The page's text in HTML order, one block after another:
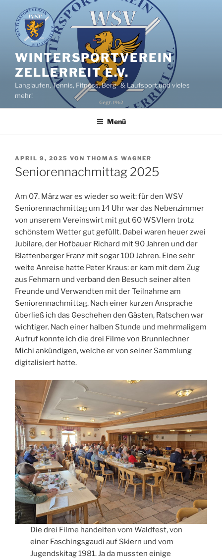
Inhalt
springen
WINTERSPORTVEREIN
ZELLERREIT E.V.
Langlaufen, Tennis, Fitness, Berg- & Laufsport und vieles
mehr!
Menü
VERÖFFENTLICHT
AM
APRIL 9, 2025 VON THOMAS WAGNER
Seniorennachmittag 2025
Am 07. März war es wieder so weit: für den WSV
Seniorennachmittag um 14 Uhr war das Nebenzimmer
von unserem Vereinswirt mit gut 60 WSVlern trotz
schönstem Wetter gut gefüllt. Dabei waren heuer zwei
Jubilare, der Hofbauer Richard mit 90 Jahren und der
Blattenberger Franz mit sogar 100 Jahren. Eine sehr
weite Anreise hatte Peter Kraus: er kam mit dem Zug
aus Fehmarn und verband den Besuch seiner alten
Freunde und Verwandten mit der Teilnahme am
Seniorennachmittag. Nach einer kurzen Ansprache
überließ ich das Geschehen den Gästen, Ratschen war
wichtiger. Nach einer halben Stunde und mehrmaligem
Aufruf konnte ich die drei Filme von Brunnlechner
Michi ankündigen, welche er von seiner Sammlung
digitalisiert hatte.
Die drei Filme handelten vom Waldfest, von
einer Faschingsgaudi auf Skiern und vom
Jugendskitag 1981. Ja da mussten einige